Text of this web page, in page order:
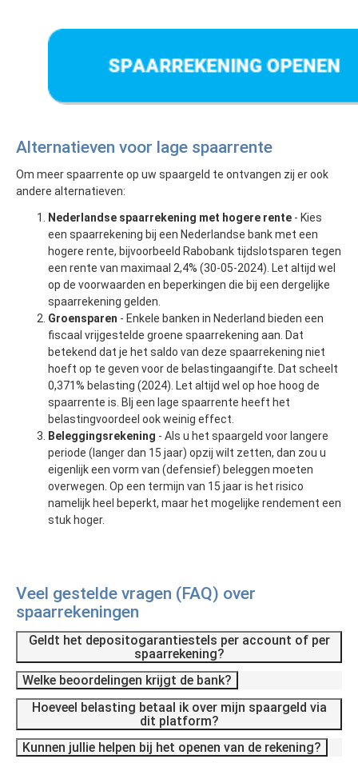
Alternatieven voor lage spaarrente
Om meer spaarrente op uw spaargeld te ontvangen zij er ook
andere alternatieven:
Nederlandse spaarrekening met hogere rente - Kies
een spaarrekening bij een Nederlandse bank met een
hogere rente, bijvoorbeeld Rabobank tijdslotsparen tegen
een rente van maximaal 2,4% (30-05-2024). Let altijd wel
op de voorwaarden en beperkingen die bij een dergelijke
spaarrekening gelden.
Groensparen - Enkele banken in Nederland bieden een
fiscaal vrijgestelde groene spaarrekening aan. Dat
betekend dat je het saldo van deze spaarrekening niet
hoeft op te geven voor de belastingaangifte. Dat scheelt
0,371% belasting (2024). Let altijd wel op hoe hoog de
spaarrente is. BIj een lage spaarrente heeft het
belastingvoordeel ook weinig effect.
Beleggingsrekening - Als u het spaargeld voor langere
periode (langer dan 15 jaar) opzij wilt zetten, dan zou u
eigenlijk een vorm van (defensief) beleggen moeten
overwegen. Op een termijn van 15 jaar is het risico
namelijk heel beperkt, maar het mogelijke rendement een
stuk hoger.
Veel gestelde vragen (FAQ) over
spaarrekeningen
Geldt het depositogarantiestels per account of per
spaarrekening?
Welke beoordelingen krijgt de bank?
Hoeveel belasting betaal ik over mijn spaargeld via
dit platform?
Kunnen jullie helpen bij het openen van de rekening?